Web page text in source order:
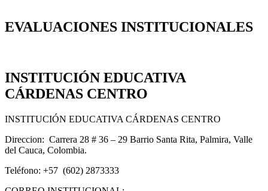
EVALUACIONES INSTITUCIONALES
INSTITUCIÓN EDUCATIVA
CÁRDENAS CENTRO
INSTITUCIÓN EDUCATIVA CÁRDENAS CENTRO
Direccion: Carrera 28 # 36 – 29 Barrio Santa Rita, Palmira, Valle
del Cauca, Colombia.
Teléfono: +57 (602) 2873333